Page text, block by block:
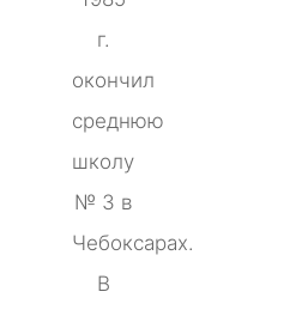
г.
окончил
среднюю
школу
№ 3 в
Чебоксарах.
В